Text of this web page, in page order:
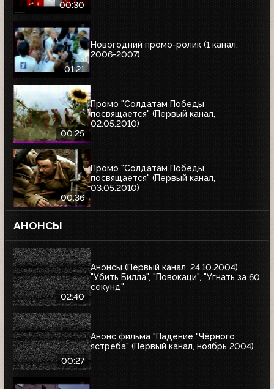
00:30
01:21
Новогодний промо-ролик (1 канал,
2006-2007)
00:25
Промо "Солдатам Победы
посвящается" (Первый канал,
02.05.2010)
00:36
Промо "Солдатам Победы
посвящается" (Первый канал,
03.05.2010)
АНОНСЫ
02:40
Анонсы (Первый канал, 24.10.2004)
"Убить Билла", "Повокаци", "Угнать за 60
секунд"
00:27
Анонс фильма "Падение "Чёрного
ястреба" (Первый канал, ноябрь 2004)